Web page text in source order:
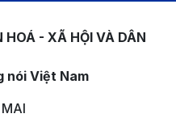
HOÁ - XÃ HỘI VÀ DÂN
nói Việt Nam